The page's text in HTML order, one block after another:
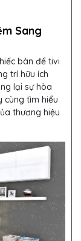
Sang
bàn để tivi
trí hữu ích
lại sự hòa
cùng tìm hiểu
thương hiệu